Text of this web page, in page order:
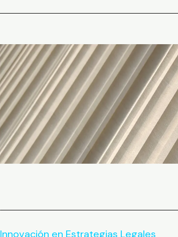
Innovación en Estrategias Legales